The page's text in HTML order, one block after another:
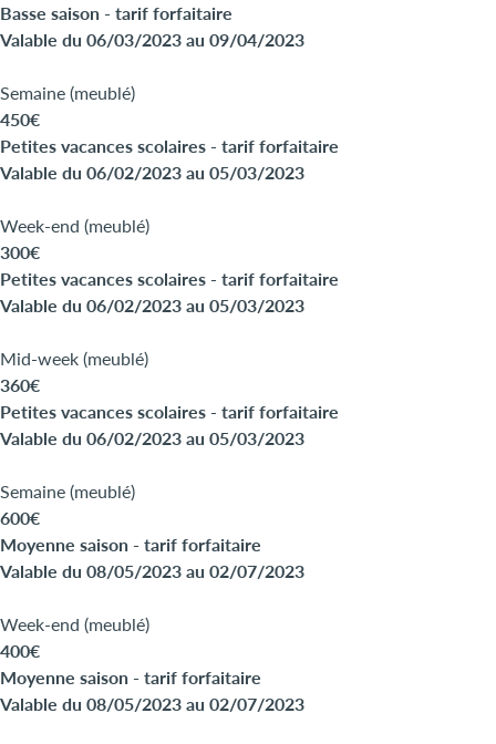
Basse saison - tarif forfaitaire
Valable du 06/03/2023 au 09/04/2023
Semaine (meublé)
450€
Petites vacances scolaires - tarif forfaitaire
Valable du 06/02/2023 au 05/03/2023
Week-end (meublé)
300€
Petites vacances scolaires - tarif forfaitaire
Valable du 06/02/2023 au 05/03/2023
Mid-week (meublé)
360€
Petites vacances scolaires - tarif forfaitaire
Valable du 06/02/2023 au 05/03/2023
Semaine (meublé)
600€
Moyenne saison - tarif forfaitaire
Valable du 08/05/2023 au 02/07/2023
Week-end (meublé)
400€
Moyenne saison - tarif forfaitaire
Valable du 08/05/2023 au 02/07/2023